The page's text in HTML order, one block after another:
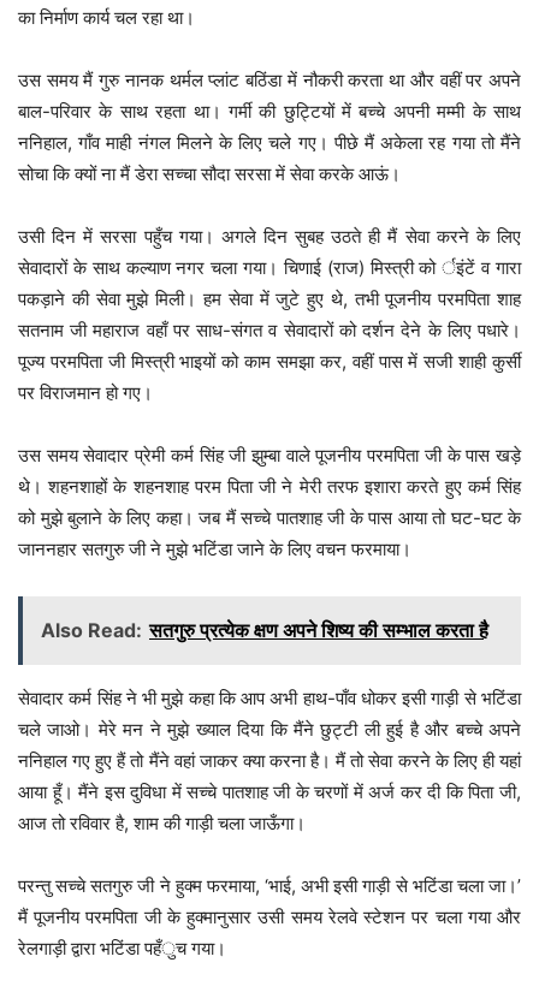
का निर्माण कार्य चल रहा था।
उस समय मैं गुरु नानक थर्मल प्लांट बठिंडा में नौकरी करता था और वहीं पर अपने
बाल-परिवार के साथ रहता था। गर्मी की छुट्टियों में बच्चे अपनी मम्मी के साथ
ननिहाल, गाँव माही नंगल मिलने के लिए चले गए। पीछे मैं अकेला रह गया तो मैंने
सोचा कि क्यों ना मैं डेरा सच्चा सौदा सरसा में सेवा करके आऊं।
उसी दिन में सरसा पहुँच गया। अगले दिन सुबह उठते ही मैं सेवा करने के लिए
सेवादारों के साथ कल्याण नगर चला गया। चिणाई (राज) मिस्त्री को र्इंटें व गारा
पकड़ाने की सेवा मुझे मिली। हम सेवा में जुटे हुए थे, तभी पूजनीय परमपिता शाह
सतनाम जी महाराज वहाँ पर साध-संगत व सेवादारों को दर्शन देने के लिए पधारे।
पूज्य परमपिता जी मिस्त्री भाइयों को काम समझा कर, वहीं पास में सजी शाही कुर्सी
पर विराजमान हो गए।
उस समय सेवादार प्रेमी कर्म सिंह जी झुम्बा वाले पूजनीय परमपिता जी के पास खड़े
थे। शहनशाहों के शहनशाह परम पिता जी ने मेरी तरफ इशारा करते हुए कर्म सिंह
को मुझे बुलाने के लिए कहा। जब मैं सच्चे पातशाह जी के पास आया तो घट-घट के
जाननहार सतगुरु जी ने मुझे भटिंडा जाने के लिए वचन फरमाया।
Also Read: सतगुरु प्रत्येक क्षण अपने शिष्य की सम्भाल करता है
सेवादार कर्म सिंह ने भी मुझे कहा कि आप अभी हाथ-पाँव धोकर इसी गाड़ी से भटिंडा
चले जाओ। मेरे मन ने मुझे ख्याल दिया कि मैंने छुट्टी ली हुई है और बच्चे अपने
ननिहाल गए हुए हैं तो मैंने वहां जाकर क्या करना है। मैं तो सेवा करने के लिए ही यहां
आया हूँ। मैंने इस दुविधा में सच्चे पातशाह जी के चरणों में अर्ज कर दी कि पिता जी,
आज तो रविवार है, शाम की गाड़ी चला जाऊँगा।
परन्तु सच्चे सतगुरु जी ने हुक्म फरमाया, ‘भाई, अभी इसी गाड़ी से भटिंडा चला जा।’
मैं पूजनीय परमपिता जी के हुक्मानुसार उसी समय रेलवे स्टेशन पर चला गया और
रेलगाड़ी द्वारा भटिंडा पहँुच गया।